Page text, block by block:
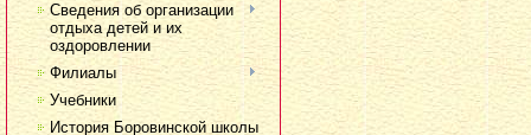
Сведения об организации
отдыха детей и их
оздоровлении
Филиалы
Учебники
История Боровинской школы